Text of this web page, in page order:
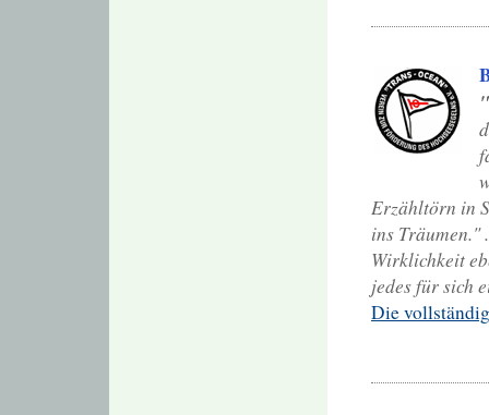
Erzähltörn in
ins Träumen."
Wirklichkeit
jedes für sich
Die